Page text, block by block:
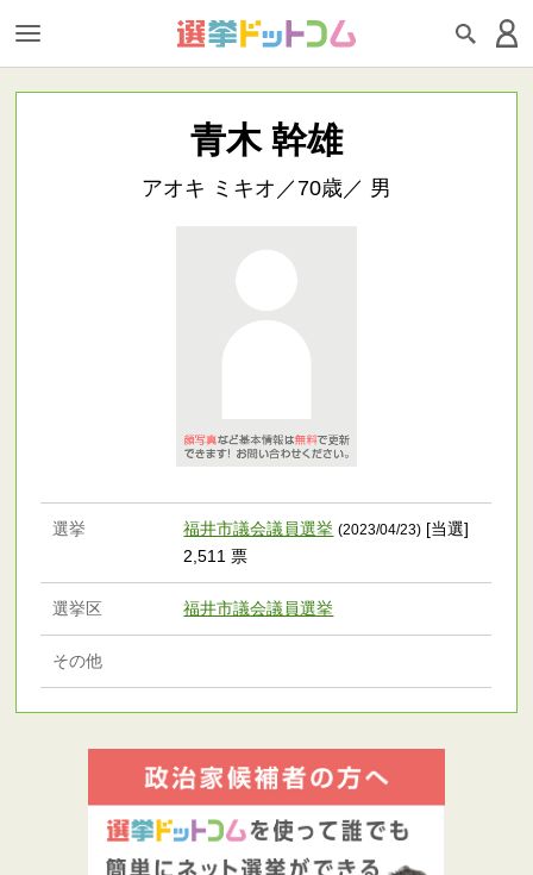
青木 幹雄
アオキ ミキオ／70歳／ 男
選挙 福井市議会議員選挙 (2023/04/23) [当選]
2,511 票
選挙区 福井市議会議員選挙
その他